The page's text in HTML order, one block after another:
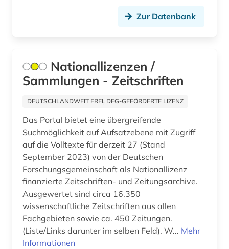
issn (2)
journalismus (2)
jura (1)
karibik (1)
karte (1)
katalanien (1)
Zur Datenbank
Nationallizenzen /
Sammlungen - Zeitschriften
DEUTSCHLANDWEIT FREI, DFG-GEFÖRDERTE LIZENZ
Das Portal bietet eine übergreifende
Suchmöglichkeit auf Aufsatzebene mit Zugriff
auf die Volltexte für derzeit 27 (Stand
September 2023) von der Deutschen
Forschungsgemeinschaft als Nationallizenz
finanzierte Zeitschriften- und Zeitungsarchive.
Ausgewertet sind circa 16.350
wissenschaftliche Zeitschriften aus allen
Fachgebieten sowie ca. 450 Zeitungen.
(Liste/Links darunter im selben Feld). W... Mehr
Informationen